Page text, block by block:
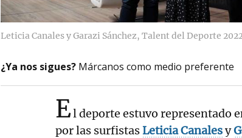
Leticia Canales y Garazi Sánchez, Talent del Deporte
¿Ya nos sigues? Márcanos como medio preferente
El deporte estuvo representado
por las surfistasLeticia Canalesy